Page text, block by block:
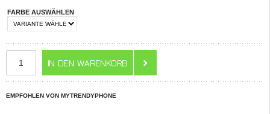
FARBE AUSWÄHLEN
EMPFOHLEN VON MYTRENDYPHONE